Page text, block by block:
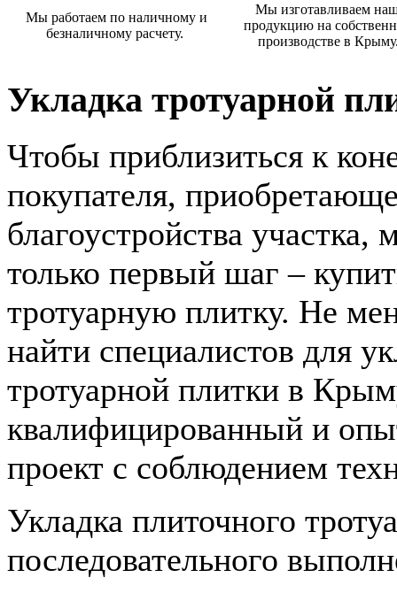
Мы работаем по наличному и
безналичному расчету.
Мы изготавливаем
продукцию на
производстве в
Укладка тротуарной
Чтобы приблизиться к
покупателя,
благоустройства участка,
только первый шаг –
тротуарную плитку. Не
найти специалистов для
тротуарной плитки в
квалифицированный и
проект с соблюдением
Укладка плиточного
последовательного